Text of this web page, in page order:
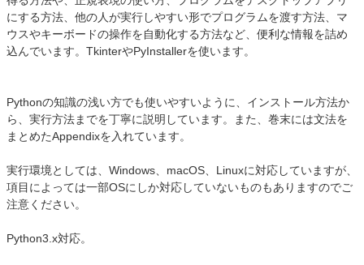
にする方法、他の人が実行しやすい形でプログラムを渡す方法、マ
ウスやキーボードの操作を自動化する方法など、便利な情報を詰め
込んでいます。TkinterやPyInstallerを使います。
Pythonの知識の浅い方でも使いやすいように、インストール方法か
ら、実行方法までを丁寧に説明しています。また、巻末には文法を
まとめたAppendixを入れています。
実行環境としては、Windows、macOS、Linuxに対応していますが、
項目によっては一部OSにしか対応していないものもありますのでご
注意ください。
Python3.x対応。